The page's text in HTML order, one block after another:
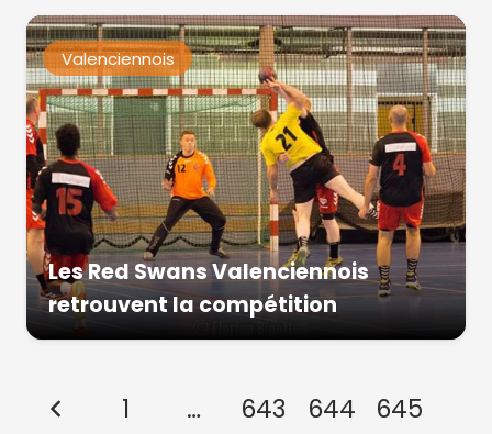
Valenciennois
Les Red Swans Valenciennois
retrouvent la compétition
1 … 643 644 645